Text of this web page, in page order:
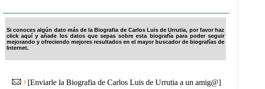
Si conoces algún dato más de la Biografia de Carlos Luis de Urrutia, por favor haz
click aquí y añade los datos que sepas sobre esta biografía para poder seguir
mejorando y ofreciendo mejores resultados en el mayor buscador de biografías de
Internet.
[Enviarle la Biografia de Carlos Luis de Urrutia a un amig@]